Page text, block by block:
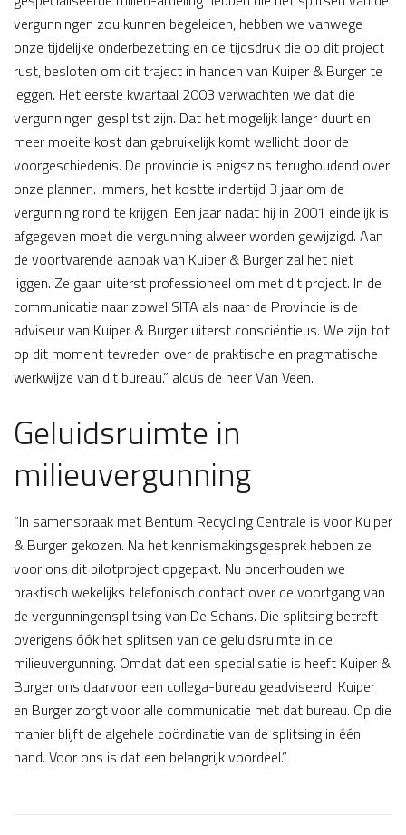
vergunningen zou kunnen begeleiden, hebben we vanwege
onze tijdelijke onderbezetting en de tijdsdruk die op dit project
rust, besloten om dit traject in handen van Kuiper & Burger te
leggen. Het eerste kwartaal 2003 verwachten we dat die
vergunningen gesplitst zijn. Dat het mogelijk langer duurt en
meer moeite kost dan gebruikelijk komt wellicht door de
voorgeschiedenis. De provincie is enigszins terughoudend over
onze plannen. Immers, het kostte indertijd 3 jaar om de
vergunning rond te krijgen. Een jaar nadat hij in 2001 eindelijk is
afgegeven moet die vergunning alweer worden gewijzigd. Aan
de voortvarende aanpak van Kuiper & Burger zal het niet
liggen. Ze gaan uiterst professioneel om met dit project. In de
communicatie naar zowel SITA als naar de Provincie is de
adviseur van Kuiper & Burger uiterst consciëntieus. We zijn tot
op dit moment tevreden over de praktische en pragmatische
werkwijze van dit bureau.” aldus de heer Van Veen.
Geluidsruimte in
milieuvergunning
“In samenspraak met Bentum Recycling Centrale is voor Kuiper
& Burger gekozen. Na het kennismakingsgesprek hebben ze
voor ons dit pilotproject opgepakt. Nu onderhouden we
praktisch wekelijks telefonisch contact over de voortgang van
de vergunningensplitsing van De Schans. Die splitsing betreft
overigens óók het splitsen van de geluidsruimte in de
milieuvergunning. Omdat dat een specialisatie is heeft Kuiper &
Burger ons daarvoor een collega-bureau geadviseerd. Kuiper
en Burger zorgt voor alle communicatie met dat bureau. Op die
manier blijft de algehele coördinatie van de splitsing in één
hand. Voor ons is dat een belangrijk voordeel.”